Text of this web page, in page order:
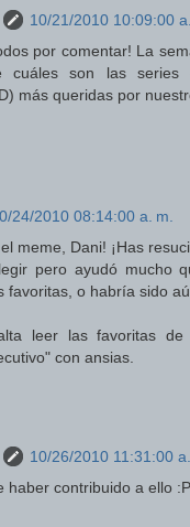
10/21/2010 10:09:00 a.
por comentar! La
cuáles son las series
más queridas por
24/2010 08:14:00 a. m.
meme, Dani! ¡Has
pero ayudó mucho
favoritas, o habría sido
leer las favoritas de
con ansias.
10/26/2010 11:31:00 a.
haber contribuido a ello :P